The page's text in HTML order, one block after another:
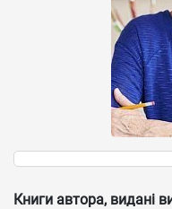
Книги автора, видані